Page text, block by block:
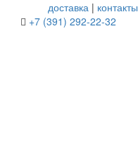
доставка | контакты
+7 (391) 292-22-32